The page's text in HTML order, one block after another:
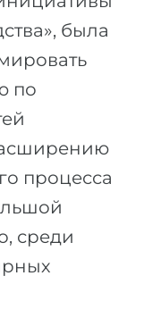
была
по
процесса
среди